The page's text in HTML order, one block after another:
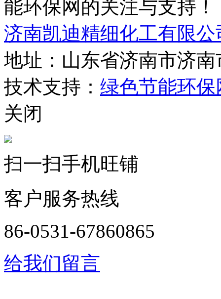
能环保网的关注与支持！
济南凯迪精细化工有限公
地址：山东省济南市济
技术支持： 绿色节能环保
关闭
扫一扫手机旺铺
客户服务热线
86-0531-67860865
给我们留言